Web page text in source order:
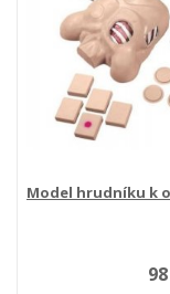
Model hrudníku k